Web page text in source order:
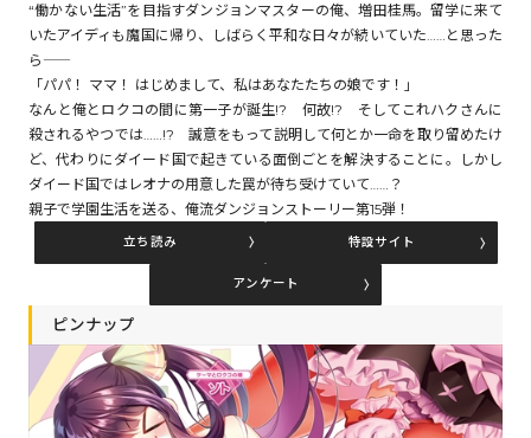
コミックパルフェ
閉じる
“働かない生活”を目指すダンジョンマスターの俺、増田桂馬。留学に来て
いたアイディも魔国に帰り、しばらく平和な日々が続いていた……と思った
ら――
「パパ！ ママ！ はじめまして、私はあなたたちの娘です！」
なんと俺とロクコの間に第一子が誕生!? 何故!? そしてこれハクさんに
殺されるやつでは……!? 誠意をもって説明して何とか一命を取り留めたけ
ど、代わりにダイード国で起きている面倒ごとを解決することに。しかし
ダイード国ではレオナの用意した罠が待ち受けていて……？
親子で学園生活を送る、俺流ダンジョンストーリー第15弾！
立ち読み 特設サイト
アンケート
ピンナップ